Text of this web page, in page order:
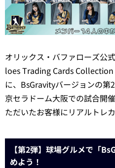
オリックス・バファローズ公
loes Trading Cards Collection
に、BsGravityバージョンの第
京セラドーム大阪での試合開
ただいたお客様にリアルトレ
【第2弾】球場グルメで「
めよう！